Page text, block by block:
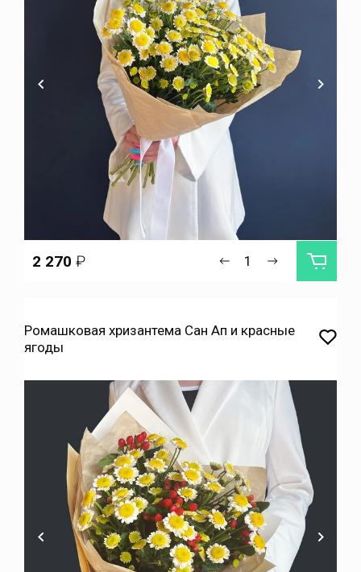
2 270 ₽
Ромашковая хризантема Сан Ап и красные
ягоды